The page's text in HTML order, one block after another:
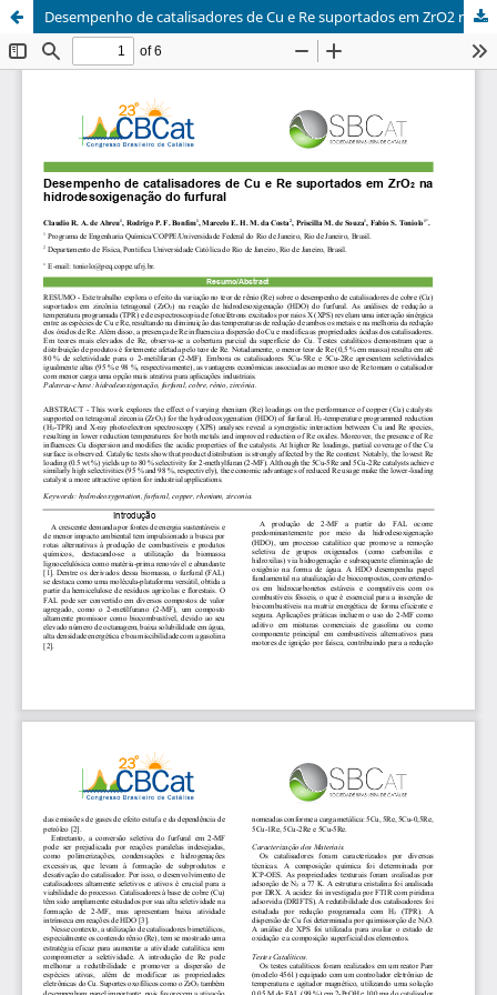
Desempenho de catalisadores de Cu e Re suportados em ZrO2 na hidrodesoxigenação do furfural